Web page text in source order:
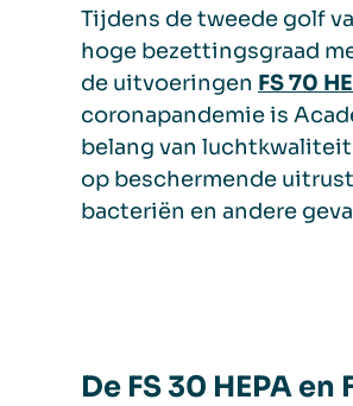
Tijdens de tweede golf
hoge bezettingsgraad
de uitvoeringen FS 70
coronapandemie is
belang van
op beschermende
bacteriën en andere
De FS 30 HEPA en